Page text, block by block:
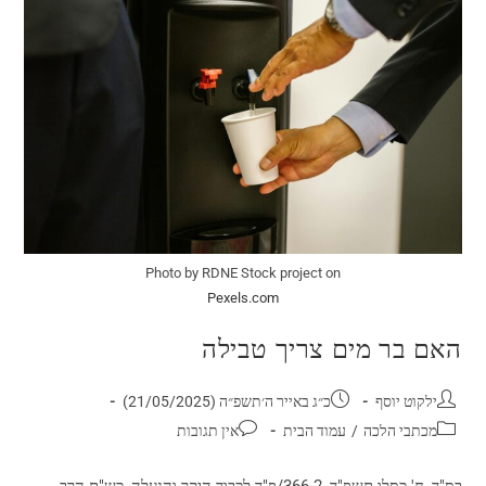
Photo by RDNE Stock project on
Pexels.com
האם בר מים צריך טבילה
ילקוט יוסף
כ״ג באייר ה׳תשפ״ה (21/05/2025)
מכתבי הלכה / עמוד הבית אין תגובות